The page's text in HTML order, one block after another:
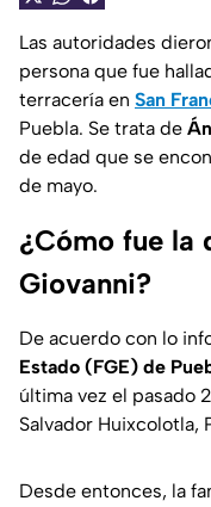
Las autoridades
persona que fue
terracería en San
Puebla. Se trata de
de edad que se
de mayo.
¿Cómo fue la
Giovanni?
De acuerdo con lo
Estado (FGE) de
última vez el pasado
Salvador Huixcolotla,
Desde entonces, la